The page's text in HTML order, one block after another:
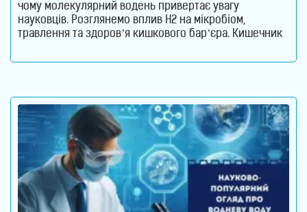
чому молекулярний водень привертає увагу
науковців. Розглянемо вплив H2 на мікробіом,
травлення та здоров’я кишкового бар’єра. Кишечник
лише за перетравлення їжі. Сьогодні науковці
клітин, відбувається активний обмін речовин